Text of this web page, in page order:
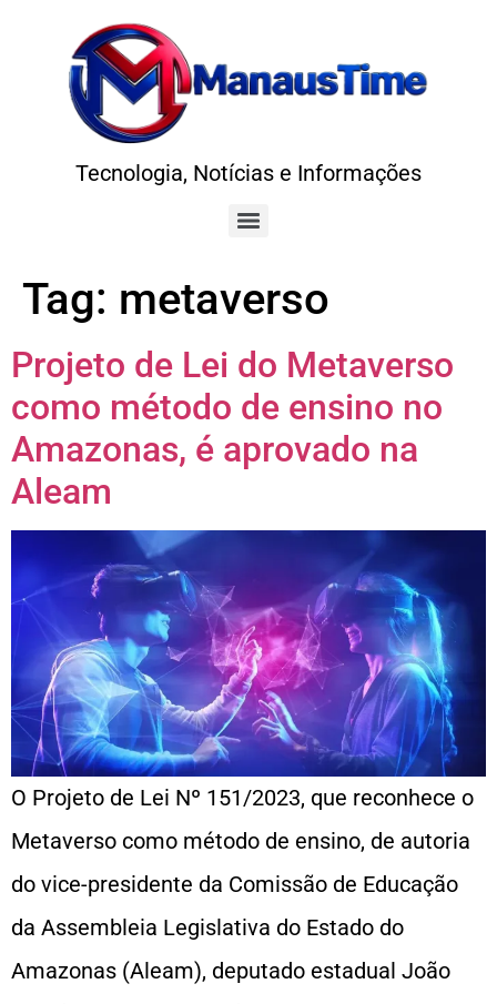
Tecnologia, Notícias e Informações
Tag: metaverso
Projeto de Lei do Metaverso
como método de ensino no
Amazonas, é aprovado na
Aleam
O Projeto de Lei Nº 151/2023, que reconhece o
Metaverso como método de ensino, de autoria
do vice-presidente da Comissão de Educação
da Assembleia Legislativa do Estado do
Amazonas (Aleam), deputado estadual João